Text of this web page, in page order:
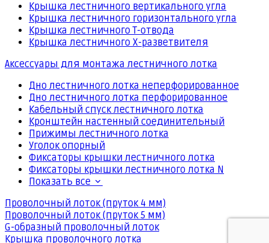
Крышка лестничного вертикального угла
Крышка лестничного горизонтального угла
Крышка лестничного Т-отвода
Крышка лестничного Х-разветвителя
Аксессуары для монтажа лестничного лотка
Дно лестничного лотка неперфорированное
Дно лестничного лотка перфорированное
Кабельный спуск лестничного лотка
Кронштейн настенный соединительный
Прижимы лестничного лотка
Уголок опорный
Фиксаторы крышки лестничного лотка
Фиксаторы крышки лестничного лотка N
Показать все
Проволочный лоток (пруток 4 мм)
Проволочный лоток (пруток 5 мм)
G-образный проволочный лоток
Крышка проволочного лотка